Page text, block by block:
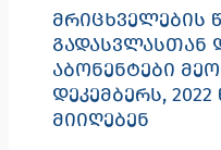
ᲛᲠᲘᲪᲮᲕᲔᲚᲔᲑᲘᲡ
ᲒᲐᲓᲐᲡᲕᲚᲐᲡᲗᲐᲜ
ᲐᲑᲝᲜᲔᲜᲢᲔᲑᲘ
ᲓᲔᲙᲔᲛᲑᲔᲠᲡ,
ᲛᲘᲘᲦᲔᲑᲔᲜ